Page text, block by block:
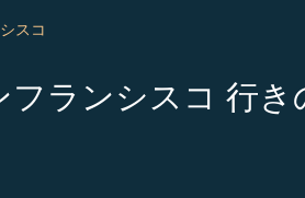
スコ
フランシスコ 行
々の日付を操作してオファーを見